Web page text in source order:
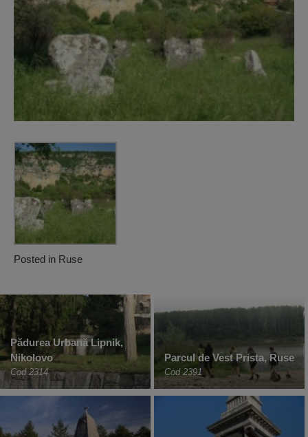
Posted in Ruse
Pădurea Urbană Lipnik,
Nikolovo
Cod 2314
Parcul de Vest Prista, Ruse
Cod 2391